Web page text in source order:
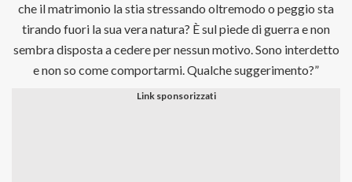
che il matrimonio la stia stressando oltremodo o peggio sta
tirando fuori la sua vera natura? È sul piede di guerra e non
sembra disposta a cedere per nessun motivo. Sono interdetto
e non so come comportarmi. Qualche suggerimento?”